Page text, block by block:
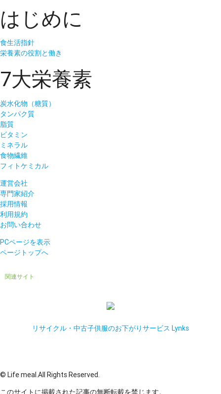
はじめに
食生活指針
栄養素の役割と働き
7大栄養素
炭水化物（糖質）
タンパク質
脂質
ビタミン
ミネラル
食物繊維
フィトケミカル
運営会社
専門家紹介
採用情報
利用規約
お問い合わせ
PCページを表示
ページトップへ
関連サイト
リサイクル・中古子供服のお下がりサービス Lynks
© Life meal.All Rights Reserved.
このサイトに掲載された記事の無断転載を禁じます。